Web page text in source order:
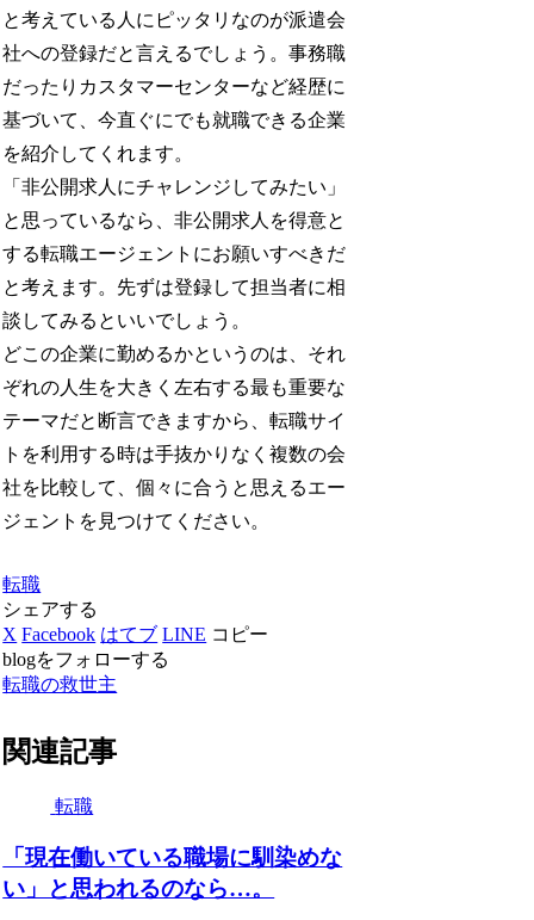
と考えている人にピッタリなのが派遣会
社への登録だと言えるでしょう。事務職
だったりカスタマーセンターなど経歴に
基づいて、今直ぐにでも就職できる企業
を紹介してくれます。
「非公開求人にチャレンジしてみたい」
と思っているなら、非公開求人を得意と
する転職エージェントにお願いすべきだ
と考えます。先ずは登録して担当者に相
談してみるといいでしょう。
どこの企業に勤めるかというのは、それ
ぞれの人生を大きく左右する最も重要な
テーマだと断言できますから、転職サイ
トを利用する時は手抜かりなく複数の会
社を比較して、個々に合うと思えるエー
ジェントを見つけてください。
転職
シェアする
X Facebook はてブ LINE コピー
blogをフォローする
転職の救世主
関連記事
転職
「現在働いている職場に馴染めな
い」と思われるのなら…。